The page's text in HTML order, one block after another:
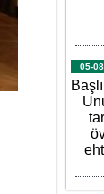
05-